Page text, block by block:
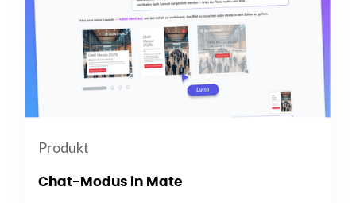
Produkt
Chat-Modus in Mate